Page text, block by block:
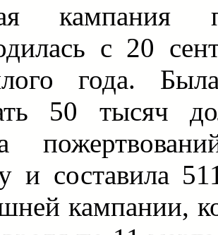
кампания
с 20
года.
50 тысяч
и составила
кампании,